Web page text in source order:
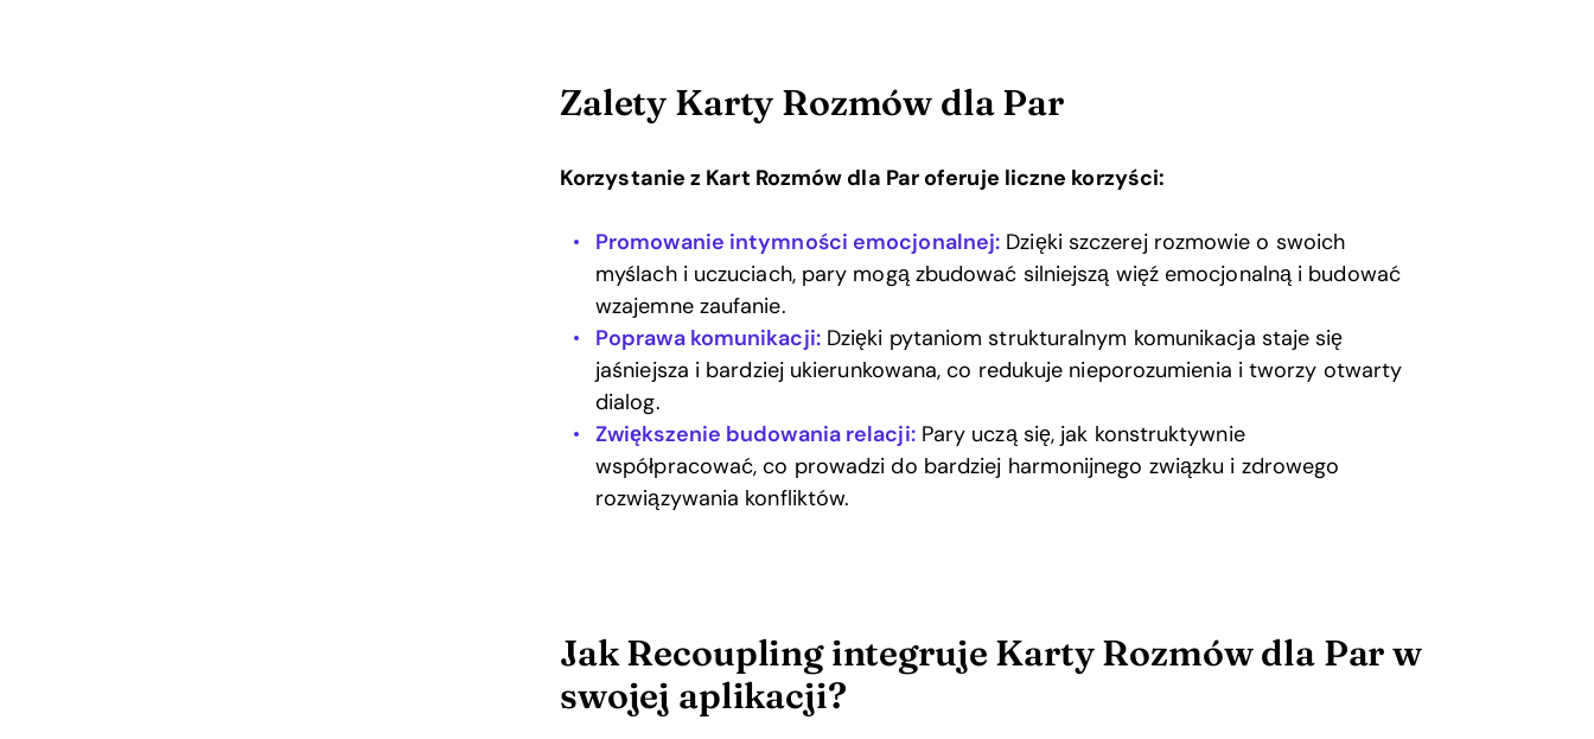
Zalety Karty Rozmów dla Par
Korzystanie z Kart Rozmów dla Par oferuje liczne korzyści:
Promowanie intymności emocjonalnej: Dzięki szczerej rozmowie o swoich
myślach i uczuciach, pary mogą zbudować silniejszą więź emocjonalną i budować
wzajemne zaufanie.
Poprawa komunikacji:Dzięki pytaniom strukturalnym komunikacja staje się
jaśniejsza i bardziej ukierunkowana, co redukuje nieporozumienia i tworzy otwarty
dialog.
Zwiększenie budowania relacji:Pary uczą się, jak konstruktywnie
współpracować, co prowadzi do bardziej harmonijnego związku i zdrowego
rozwiązywania konfliktów.
Jak Recoupling integruje Karty Rozmów dla Par w
swojej aplikacji?